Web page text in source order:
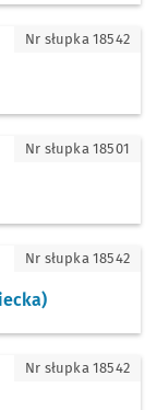
Nr słupka 18542
Nr słupka 18501
Nr słupka 18542
Nr słupka 18542